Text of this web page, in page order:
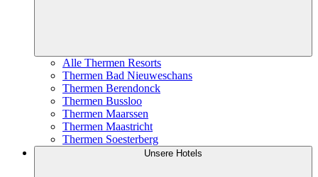
Alle Thermen Resorts
Thermen Bad Nieuweschans
Thermen Berendonck
Thermen Bussloo
Thermen Maarssen
Thermen Maastricht
Thermen Soesterberg
Unsere Hotels